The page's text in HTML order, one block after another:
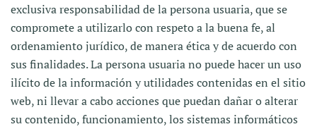
exclusiva responsabilidad de la persona usuaria, que se
compromete a utilizarlo con respeto a la buena fe, al
ordenamiento jurídico, de manera ética y de acuerdo con
sus finalidades. La persona usuaria no puede hacer un uso
ilícito de la información y utilidades contenidas en el sitio
web, ni llevar a cabo acciones que puedan dañar o alterar
su contenido, funcionamiento, los sistemas informáticos